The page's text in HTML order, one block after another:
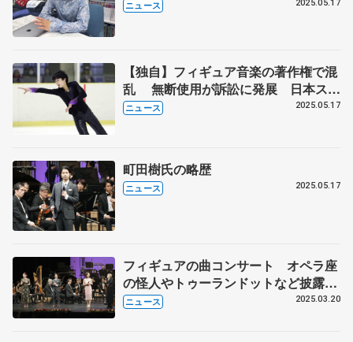
ニュース 2025.05.17
【独自】フィギュア音楽の著作権で混
乱 無断使用が訴訟に発展 日本スケ
ート連盟通達、演目変更迫られるケー
ニュース 2025.05.17
町田樹氏の略歴
ニュース 2025.05.17
フィギュアの曲コンサート オペラ座
の怪人やトゥーランドットなど披露
司会の村上佳菜子さん「音楽好きな
ニュース 2025.03.20